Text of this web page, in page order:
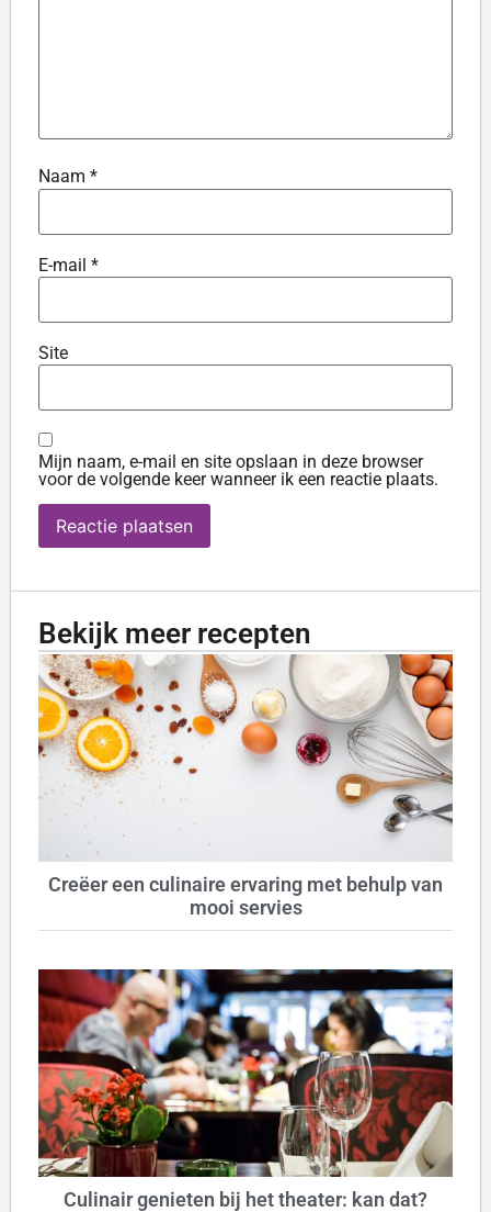
Naam *
E-mail *
Site
Mijn naam, e-mail en site opslaan in deze browser
voor de volgende keer wanneer ik een reactie plaats.
Bekijk meer recepten
Creëer een culinaire ervaring met behulp van
mooi servies
Culinair genieten bij het theater: kan dat?